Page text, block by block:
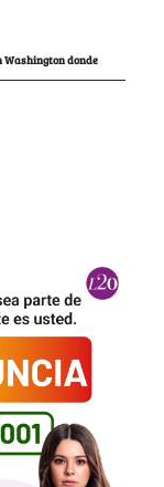
Washington donde